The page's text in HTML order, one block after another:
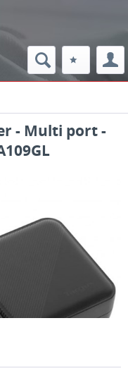
- Multi port -